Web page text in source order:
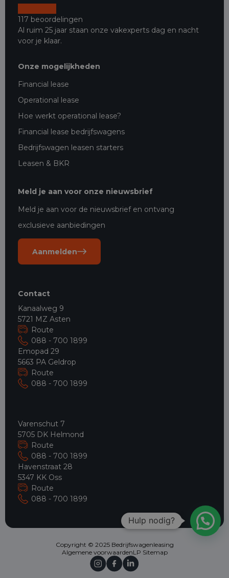
117 beoordelingen
Al ruim 25 jaar staan onze vakexperts dag en nacht
voor je klaar.
Onze mogelijkheden
Financial lease
Operational lease
Hoe werkt operational lease?
Financial lease bedrijfswagens
Bedrijfswagen leasen starters
Leasen & BKR
Meld je aan voor onze nieuwsbrief
Meld je aan voor de nieuwsbrief en ontvang
exclusieve aanbiedingen
Aanmelden
Contact
Kanaalweg 9
5721 MZ Asten
Route
088 - 700 1899
Emopad 29
5663 PA Geldrop
Route
088 - 700 1899
Varenschut 7
5705 DK Helmond
Route
088 - 700 1899
Havenstraat 28
5347 KK Oss
Route
088 - 700 1899
Copyright © 2025 Bedrijfswagenleasing
Algemene voorwaardenLP Sitemap
Hulp nodig?